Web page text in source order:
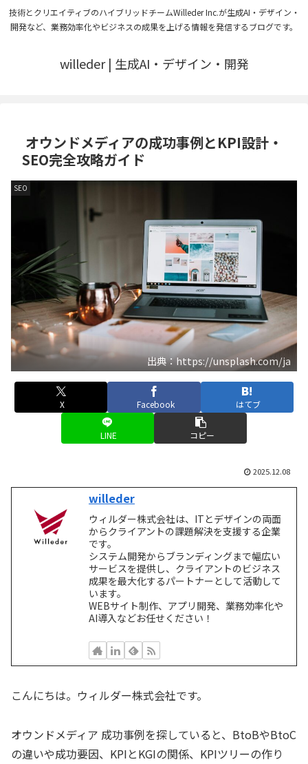
技術とクリエイティブのハイブリッドチームWilleder Inc.が生成AI・デザイン・
開発など、業務効率化やビジネスの成果を上げる情報を発信するブログです。
willeder | 生成AI・デザイン・開発
オウンドメディアの成功事例とKPI設計・
SEO完全攻略ガイド
SEO
出典：https://unsplash.com/ja
X Facebook はてブ
LINE コピー
2025.12.08
willeder
ウィルダー株式会社は、ITとデザインの両面
からクライアントの課題解決を支援する企業
です。
システム開発からブランディングまで幅広い
サービスを提供し、クライアントのビジネス
成果を最大化するパートナーとして活動して
います。
WEBサイト制作、アプリ開発、業務効率化や
AI導入などお任せください！
こんにちは。ウィルダー株式会社です。
オウンドメディア 成功事例を探していると、BtoBやBtoC
の違いや成功要因、KPIとKGIの関係、KPIツリーの作り